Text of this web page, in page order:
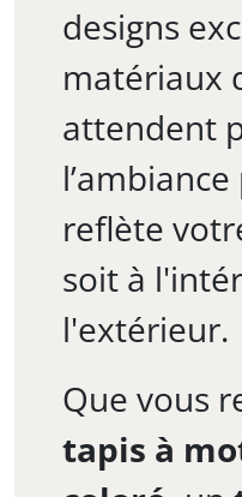
designs
matériaux
attendent
reflète
soit à
l'extérieur.
Que vous
tapis à